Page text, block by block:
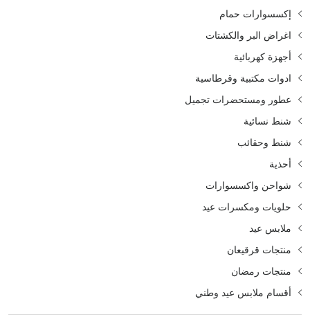
إكسسوارات حمام
اغراض البر والكشتات
أجهزة كهربائية
ادوات مكتبية وقرطاسية
عطور ومستحضرات تجميل
شنط نسائية
شنط وحقائب
أحذية
شواحن واكسسوارات
حلويات ومكسرات عيد
ملابس عيد
منتجات قرقيعان
منتجات رمضان
أقسام ملابس عيد وطني